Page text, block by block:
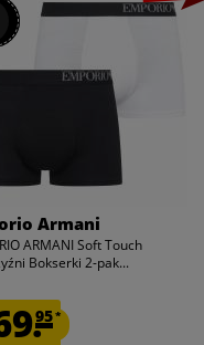
Armani
ARMANI Soft Touch
Bokserki 2-pak...
95*